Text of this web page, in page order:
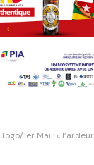
Togo/1er Mai : « l’ardeur au travail de son personnel permet à